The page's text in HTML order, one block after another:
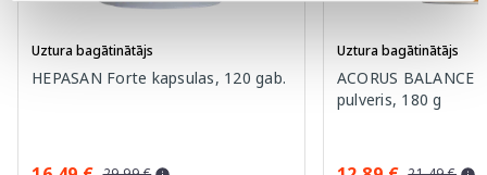
Uztura bagātinātājs
HEPASAN Forte kapsulas, 120 gab.
Uztura bagātinātājs
ACORUS BALANCE
pulveris, 180 g